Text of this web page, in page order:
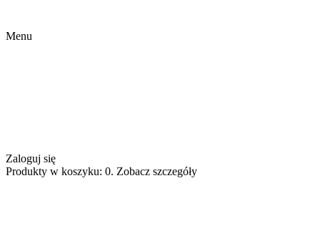
Menu
Zaloguj się
Produkty w koszyku: 0. Zobacz szczegóły